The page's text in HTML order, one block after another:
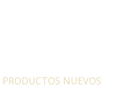
PRODUCTOS NUEVOS